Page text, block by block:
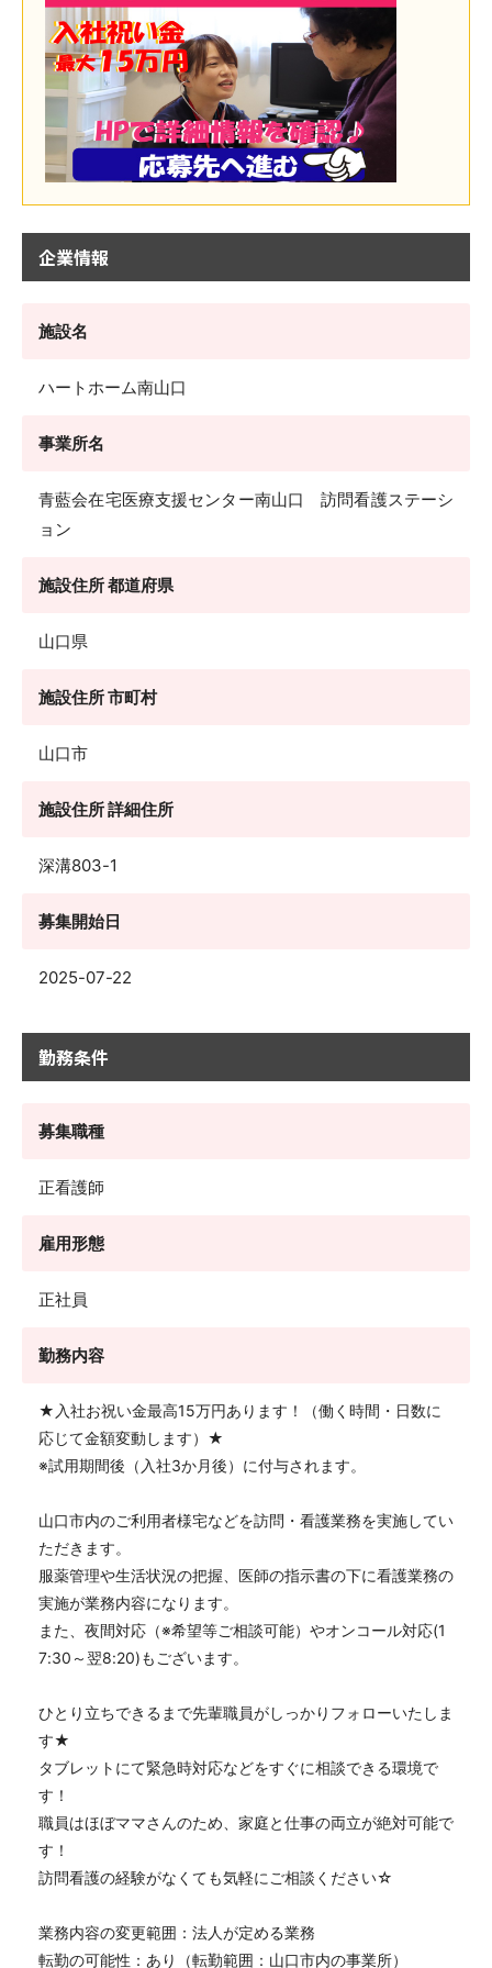
企業情報
施設名
ハートホーム南山口
事業所名
青藍会在宅医療支援センター南山口 訪問看護ステーシ
ョン
施設住所 都道府県
山口県
施設住所 市町村
山口市
施設住所 詳細住所
深溝803-1
募集開始日
2025-07-22
勤務条件
募集職種
正看護師
雇用形態
正社員
勤務内容
★入社お祝い金最高15万円あります！（働く時間・日数に
応じて金額変動します）★
※試用期間後（入社3か月後）に付与されます。
山口市内のご利用者様宅などを訪問・看護業務を実施してい
ただきます。
服薬管理や生活状況の把握、医師の指示書の下に看護業務の
実施が業務内容になります。
また、夜間対応（※希望等ご相談可能）やオンコール対応(1
7:30～翌8:20)もございます。
ひとり立ちできるまで先輩職員がしっかりフォローいたしま
す★
タブレットにて緊急時対応などをすぐに相談できる環境で
す！
職員はほぼママさんのため、家庭と仕事の両立が絶対可能で
す！
訪問看護の経験がなくても気軽にご相談ください☆
業務内容の変更範囲：法人が定める業務
転勤の可能性：あり（転勤範囲：山口市内の事業所）